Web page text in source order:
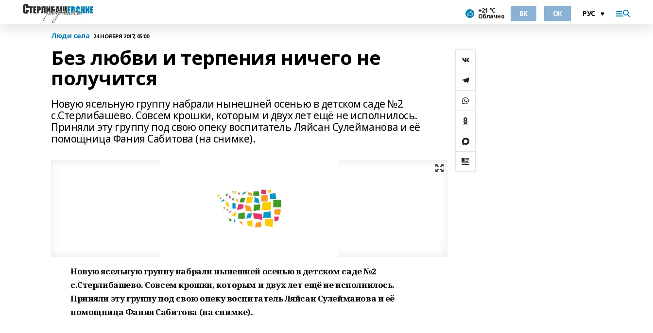
+21 °С
Облачно ВК ОК
Люди села 24 НОЯБРЯ 2017, 05:00
Без любви и терпения ничего не
получится
Новую ясельную группу набрали нынешней осенью в детском саде №2
с.Стерлибашево. Совсем крошки, которым и двух лет ещё не исполнилось.
Приняли эту группу под свою опеку воспитатель Ляйсан Сулейманова и её
помощница Фания Сабитова (на снимке).
Новую ясельную группу набрали нынешней осенью в детском саде №2
с.Стерлибашево. Совсем крошки, которым и двух лет ещё не исполнилось.
Приняли эту группу под свою опеку воспитатель Ляйсан Сулейманова и её
помощница Фания Сабитова (на снимке).